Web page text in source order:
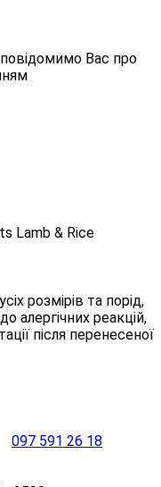
Вас про
Lamb & Rice
розмірів та порід,
алергічних реакцій,
після перенесеної
097 591 26 18